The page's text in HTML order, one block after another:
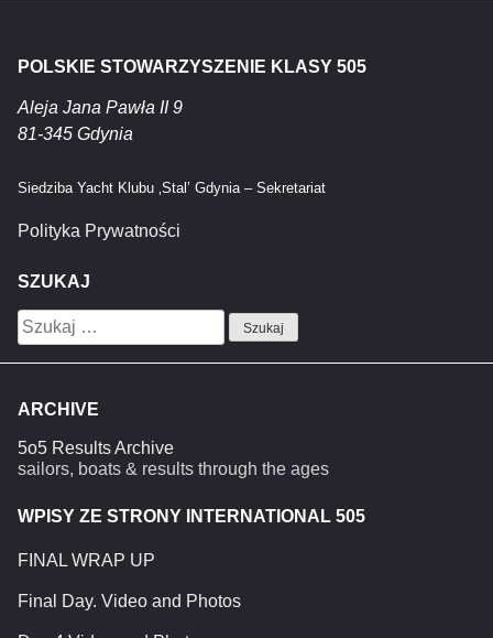
POLSKIE STOWARZYSZENIE KLASY 505
Aleja Jana Pawła II 9
81-345 Gdynia
Siedziba Yacht Klubu ‚Stal’ Gdynia – Sekretariat
Polityka Prywatności
SZUKAJ
Szukaj:
ARCHIVE
5o5 Results Archive
sailors, boats & results through the ages
WPISY ZE STRONY INTERNATIONAL 505
FINAL WRAP UP
Final Day. Video and Photos